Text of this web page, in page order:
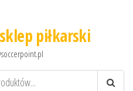
piłkarski